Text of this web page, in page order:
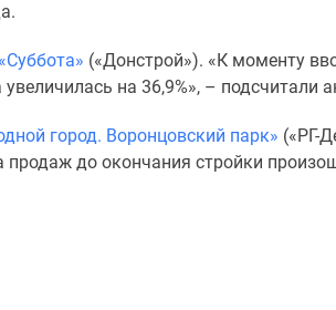
«Суббота» («Донстрой»). «К моменту
на 36,9%», – подсчитали
город. Воронцовский парк» («РГ-
до окончания стройки